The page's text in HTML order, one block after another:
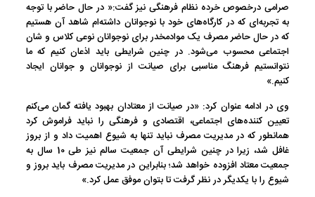
صرامی درخصوص خرده نظام فرهنگی نیز گفت:« در حال حاضر با توجه
به تجربه‌ای که در کارگاه‌های خود با نوجوانان داشته‌ام شاهد آن هستیم
که در حال حاضر مصرف یک موادمخدر برای نوجوانان نوعی کلاس و شان
اجتماعی محسوب می‌شود. در چنین شرایطی باید اذعان کنیم که ما
نتوانستیم فرهنگ مناسبی برای صیانت از نوجوانان و جوانان ایجاد
کنیم.»
وی در ادامه عنوان کرد: «در صیانت از معتادان بهبود یافته گمان می‌کنم
تعیین کننده‌های اجتماعی، اقتصادی و فرهنگی را نباید فراموش کرد
همانطور که در مدیریت مصرف نباید تنها به شیوع اهمیت داد و از بروز
غافل شد، زیرا در چنین شرایطی آن جمعیت سالم نیز طی 10 سال به
جمعیت معتاد افزوده خواهد شد؛ بنابراین در مدیریت مصرف باید بروز و
شیوع را با یکدیگر در نظر گرفت تا بتوان موفق عمل کرد.»